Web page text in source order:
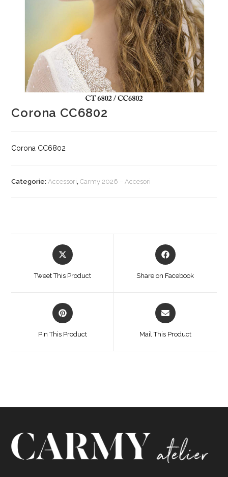
Corona CC6802
Corona CC6802
Categorie:Accessori,Carmy 2026 – Accesori
Opens
in
Tweet This Product
Opens
in
Share on Facebook
Opens
in
Pin This Product
Opens
in
Mail This Product